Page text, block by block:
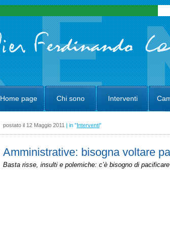
Home page Chi sono Interventi
postato il 12 Maggio 2011 | in "Interventi"
Amministrative: bisogna voltare
Basta risse, insulti e polemiche: c’è bisogno di